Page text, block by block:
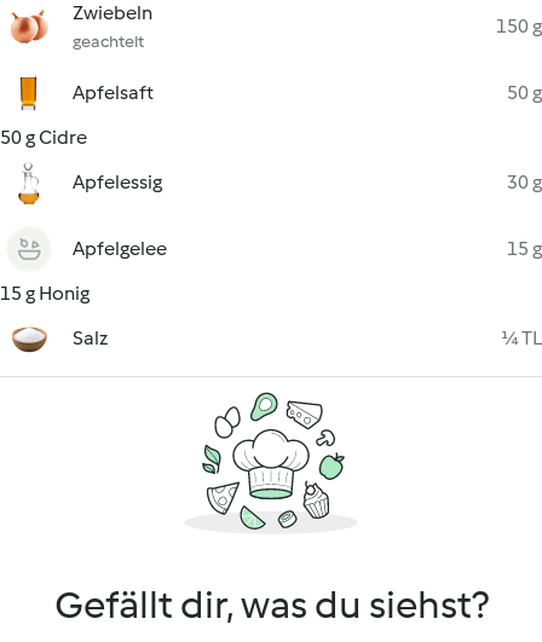
Zwiebeln
geachtelt
150 g
Apfelsaft
50 g
50 g Cidre
Apfelessig
30 g
Apfelgelee
15 g
15 g Honig
Salz
¼ TL
Gefällt dir, was du siehst?